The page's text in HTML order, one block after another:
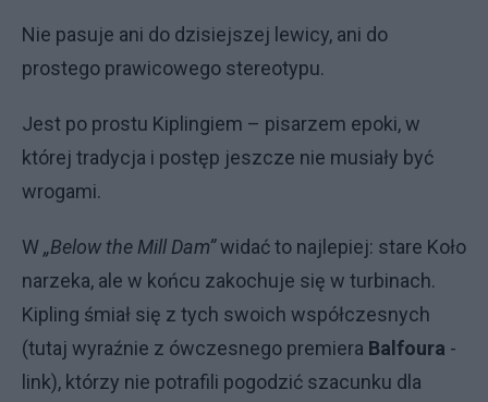
Nie pasuje ani do dzisiejszej lewicy, ani do
prostego prawicowego stereotypu.
Jest po prostu Kiplingiem – pisarzem epoki, w
której tradycja i postęp jeszcze nie musiały być
wrogami.
W„Below the Mill Dam”widać to najlepiej: stare Koło
narzeka, ale w końcu zakochuje się w turbinach.
Kipling śmiał się z tych swoich współczesnych
(tutaj wyraźnie z ówczesnego premiera Balfoura -
link), którzy nie potrafili pogodzić szacunku dla